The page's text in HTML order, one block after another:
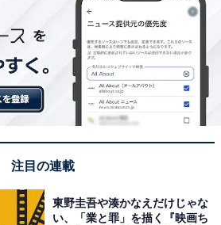
トへ参加している。現在の所有車
）。各地のアニメ作品の舞台
礼すべくドライブに出かける。
注目の連載
東野圭吾や湊かなえだけじゃな
い、「業と罪」を描く『映画ち